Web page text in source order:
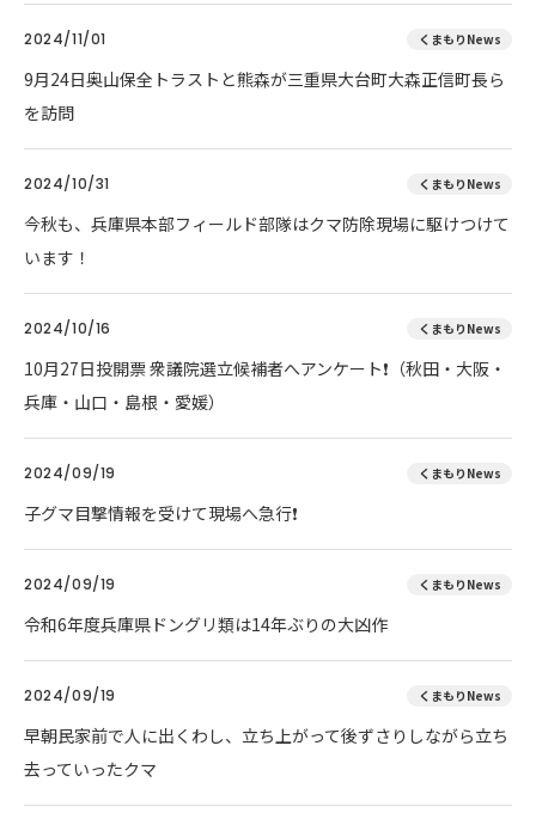
2024/11/01 くまもりNews
9月24日奥山保全トラストと熊森が三重県大台町大森正信町長ら
を訪問
2024/10/31 くまもりNews
今秋も、兵庫県本部フィールド部隊はクマ防除現場に駆けつけて
います！
2024/10/16 くまもりNews
10月27日投開票 衆議院選立候補者へアンケート❗（秋田・大阪・
兵庫・山口・島根・愛媛）
2024/09/19 くまもりNews
子グマ目撃情報を受けて現場へ急行❗
2024/09/19 くまもりNews
令和6年度兵庫県ドングリ類は14年ぶりの大凶作
2024/09/19 くまもりNews
早朝民家前で人に出くわし、立ち上がって後ずさりしながら立ち
去っていったクマ